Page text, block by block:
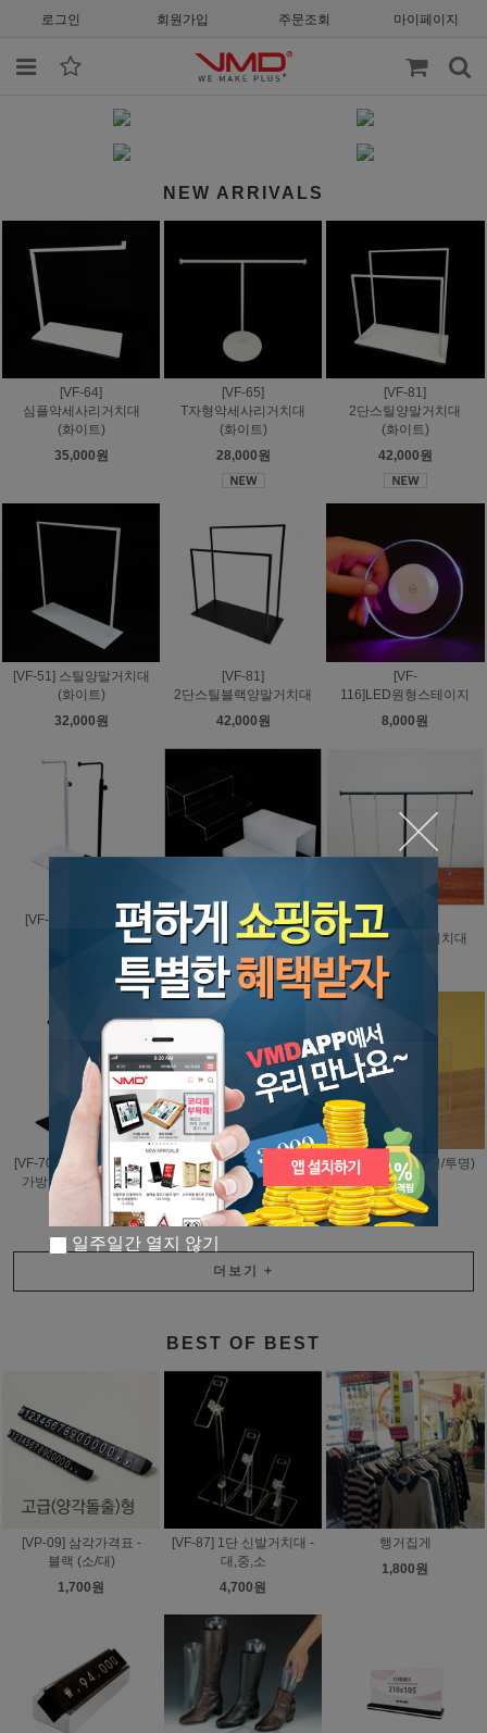
로그인 회원가입 주문조회 마이페이지
NEW ARRIVALS
[VF-64]
심플악세사리거치대
(화이트)
35,000원
[VF-65]
T자형악세사리거치대
(화이트)
28,000원
[VF-81]
2단스틸양말거치대
(화이트)
42,000원
[VF-51] 스틸양말거치대
(화이트)
32,000원
[VF-81]
2단스틸블랙양말거치대
42,000원
[VF-
116]LED원형스테이지
8,000원
[VF-9013] 심플원형
[VF-118] 계단식 신발
진열대
22,000원
T자형악세사리거치대
[VF-7015] 블랙&화이트
가방 거치대 (보급형)
14,000원
[VF-91] 다보 신발거치대
11,000원
오픈박스150(한면/투명)
(4361)
14,700원
더보기 +
BEST OF BEST
[VP-09] 삼각가격표 -
블랙 (소/대)
1,700원
[VF-87] 1단 신발거치대 -
대,중,소
4,700원
행거집게
1,800원
일주일간 열지 않기